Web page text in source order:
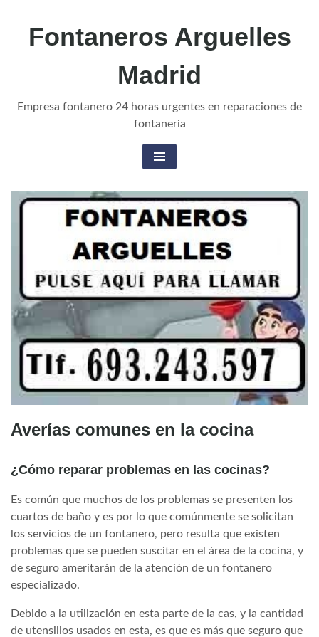
Fontaneros Arguelles
Madrid
Empresa fontanero 24 horas urgentes en reparaciones de
fontaneria
Averías comunes en la cocina
¿Cómo reparar problemas en las cocinas?
Es común que muchos de los problemas se presenten los
cuartos de baño y es por lo que comúnmente se solicitan
los servicios de un fontanero, pero resulta que existen
problemas que se pueden suscitar en el área de la cocina, y
de seguro ameritarán de la atención de un fontanero
especializado.
Debido a la utilización en esta parte de la cas, y la cantidad
de utensilios usados en esta, es que es más que seguro que